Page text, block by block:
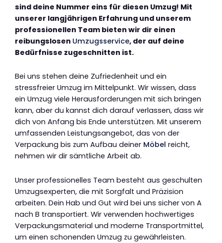
sind deine Nummer eins für diesen Umzug! Mit
unserer langjährigen Erfahrung und unserem
professionellen Team bieten wir dir einen
reibungslosen Umzugsservice, der auf deine
Bedürfnisse zugeschnitten ist.
Bei uns stehen deine Zufriedenheit und ein
stressfreier Umzug im Mittelpunkt. Wir wissen, dass
ein Umzug viele Herausforderungen mit sich bringen
kann, aber du kannst dich darauf verlassen, dass wir
dich von Anfang bis Ende unterstützen. Mit unserem
umfassenden Leistungsangebot, das von der
Verpackung bis zum Aufbau deiner Möbel reicht,
nehmen wir dir sämtliche Arbeit ab.
Unser professionelles Team besteht aus geschulten
Umzugsexperten, die mit Sorgfalt und Präzision
arbeiten. Dein Hab und Gut wird bei uns sicher von A
nach B transportiert. Wir verwenden hochwertiges
Verpackungsmaterial und moderne Transportmittel,
um einen schonenden Umzug zu gewährleisten.